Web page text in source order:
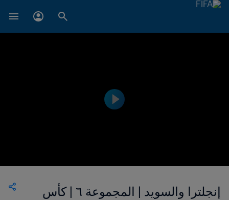
إنجلترا والسويد | المجموعة ٦ | كأس